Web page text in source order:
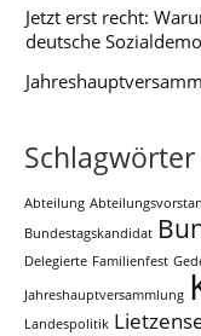
Jetzt erst recht:
deutsche
Schlagwörter
Abteilung
Bundestagskandidat
Delegierte Familienfest
Jahreshauptversammlung
Landespolitik